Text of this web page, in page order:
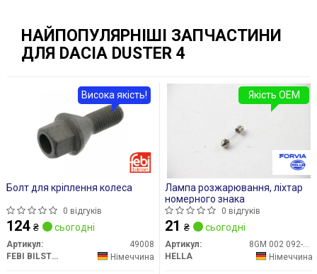
НАЙПОПУЛЯРНІШІ ЗАПЧАСТИНИ
ДЛЯ DACIA DUSTER 4
Болт для кріплення колеса
0 відгуків
124 ₴ сьогодні
Артикул:
49008
FEBI BILSTEIN
Німеччина
Висока якість!
Лампа розжарювання, ліхтар
номерного знака
0 відгуків
21 ₴ сьогодні
Артикул:
8GM 002 092-121
HELLA
Німеччина
Якість OEM